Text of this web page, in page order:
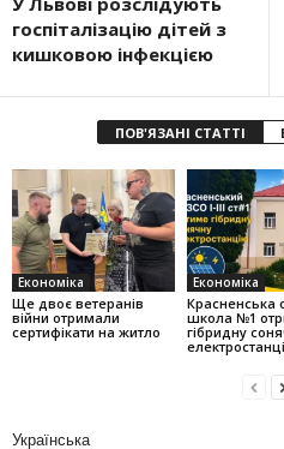
госпіталізацію дітей з
кишковою інфекцією
ПОВ'ЯЗАНІ СТАТТІ
Економіка
Ще двоє ветеранів
війни отримали
сертифікати на житло
Економіка
Красненська
школа №1
гібридну
Українська